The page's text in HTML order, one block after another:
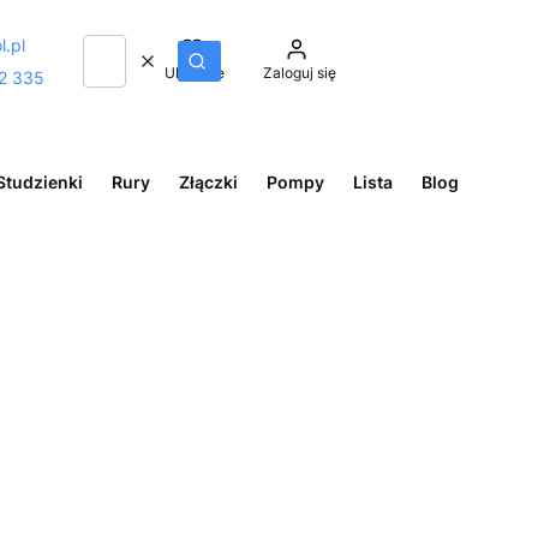
335
WyczyśćSzukaj
Ulubione Zaloguj się
Rury Złączki Pompy Lista Blog